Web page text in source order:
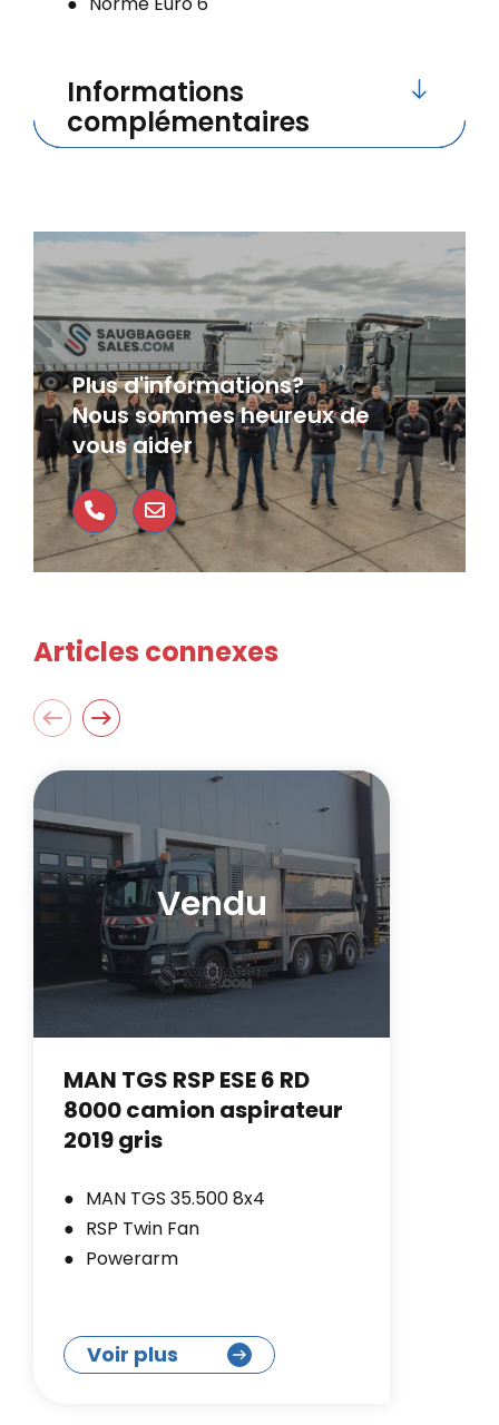
Plus d'informations?
Nous sommes heureux de
vous aider
Informations
complémentaires
Articles connexes
Vendu
MAN TGS RSP ESE 6 RD
8000 camion aspirateur
2019 gris
MAN TGS 35.500 8x4
RSP Twin Fan
Powerarm
Voir plus